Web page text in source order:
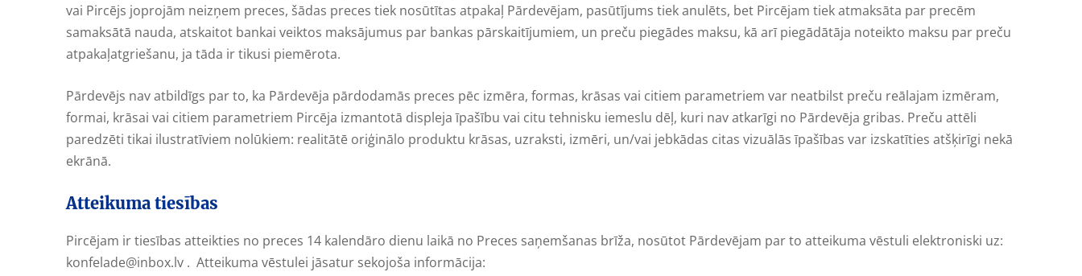
vai Pircējs joprojām neizņem preces, šādas preces tiek nosūtītas atpakaļ Pārdevējam, pasūtījums tiek anulēts, bet Pircējam tiek atmaksāta par precēm
samaksātā nauda, atskaitot bankai veiktos maksājumus par bankas pārskaitījumiem, un preču piegādes maksu, kā arī piegādātāja noteikto maksu par preču
atpakaļatgriešanu, ja tāda ir tikusi piemērota.
Pārdevējs nav atbildīgs par to, ka Pārdevēja pārdodamās preces pēc izmēra, formas, krāsas vai citiem parametriem var neatbilst preču reālajam izmēram,
formai, krāsai vai citiem parametriem Pircēja izmantotā displeja īpašību vai citu tehnisku iemeslu dēļ, kuri nav atkarīgi no Pārdevēja gribas. Preču attēli
paredzēti tikai ilustratīviem nolūkiem: realitātē oriģinālo produktu krāsas, uzraksti, izmēri, un/vai jebkādas citas vizuālās īpašības var izskatīties atšķirīgi nekā
ekrānā.
Atteikuma tiesības
Pircējam ir tiesības atteikties no preces 14 kalendāro dienu laikā no Preces saņemšanas brīža, nosūtot Pārdevējam par to atteikuma vēstuli elektroniski uz:
konfelade@inbox.lv . Atteikuma vēstulei jāsatur sekojoša informācija: